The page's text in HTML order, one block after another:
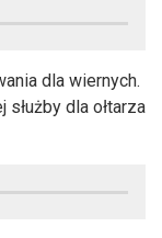
dla wiernych.
dla ołtarza